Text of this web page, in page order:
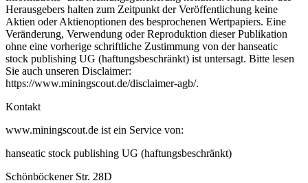
Herausgebers halten zum Zeitpunkt der Veröffentlichung keine
Aktien oder Aktienoptionen des besprochenen Wertpapiers. Eine
Veränderung, Verwendung oder Reproduktion dieser Publikation
ohne eine vorherige schriftliche Zustimmung von der hanseatic
stock publishing UG (haftungsbeschränkt) ist untersagt. Bitte lesen
Sie auch unseren Disclaimer:
https://www.miningscout.de/disclaimer-agb/.
Kontakt
www.miningscout.de ist ein Service von:
hanseatic stock publishing UG (haftungsbeschränkt)
Schönböckener Str. 28D